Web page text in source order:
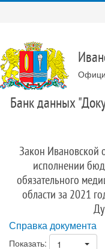
Банк данных
Закон Ивановской
исполнении
обязательного
области за 2021
Справка документа
Показать: 1